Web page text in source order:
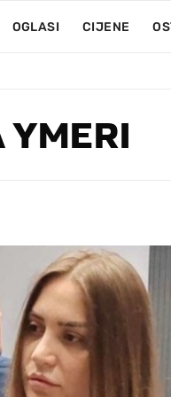
OGLASI CIJENE
YMERI